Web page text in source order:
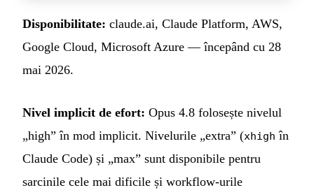
Disponibilitate: claude.ai, Claude Platform, AWS,
Google Cloud, Microsoft Azure — începând cu 28
mai 2026.
Nivel implicit de efort: Opus 4.8 folosește nivelul
„high” în mod implicit. Nivelurile „extra” (xhigh în
Claude Code) și „max” sunt disponibile pentru
sarcinile cele mai dificile și workflow-urile